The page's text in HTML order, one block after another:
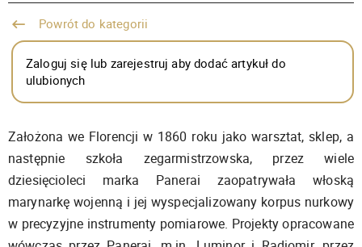
Powrót do kategorii
Zaloguj się lub zarejestruj aby dodać artykuł do
ulubionych
Założona we Florencji w 1860 roku jako warsztat, sklep, a
następnie szkoła zegarmistrzowska, przez wiele
dziesięcioleci marka Panerai zaopatrywała włoską
marynarkę wojenną i jej wyspecjalizowany korpus nurkowy
w precyzyjne instrumenty pomiarowe. Projekty opracowane